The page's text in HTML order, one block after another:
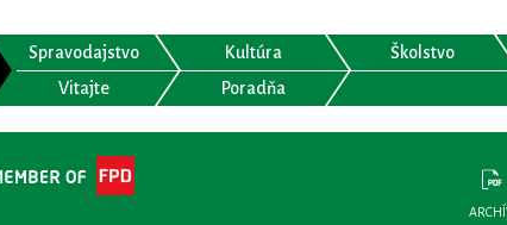
Spravodajstvo Kultúra Školstvo
Vitajte
Poradňa